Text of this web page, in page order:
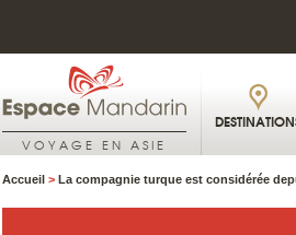
VOYAGE EN ASIE
Accueil > La compagnie turque est considérée